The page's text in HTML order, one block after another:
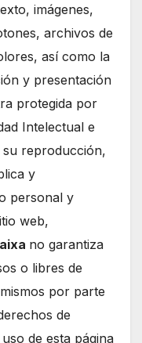
imágenes,
archivos de
así como la
y presentación
protegida por
Intelectual e
su reproducción,
y
personal y
web,
no garantiza
o libres de
por parte
de
de esta página